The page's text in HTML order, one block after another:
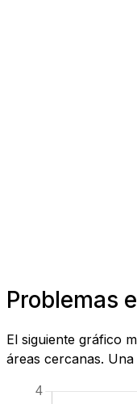
Problemas
El siguiente gráfico
áreas cercanas.